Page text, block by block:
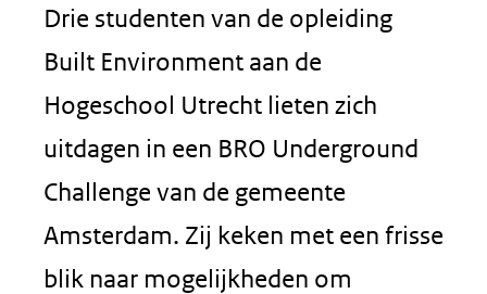
Drie studenten van de opleiding
Built Environment aan de
Hogeschool Utrecht lieten zich
uitdagen in een BRO Underground
Challenge van de gemeente
Amsterdam. Zij keken met een frisse
blik naar mogelijkheden om